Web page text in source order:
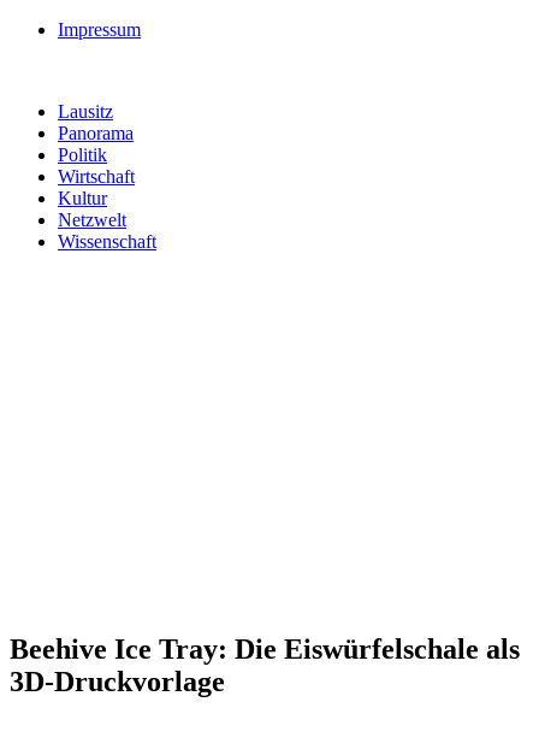
Impressum
Lausitz
Panorama
Politik
Wirtschaft
Kultur
Netzwelt
Wissenschaft
Beehive Ice Tray: Die Eiswürfelschale als
3D-Druckvorlage